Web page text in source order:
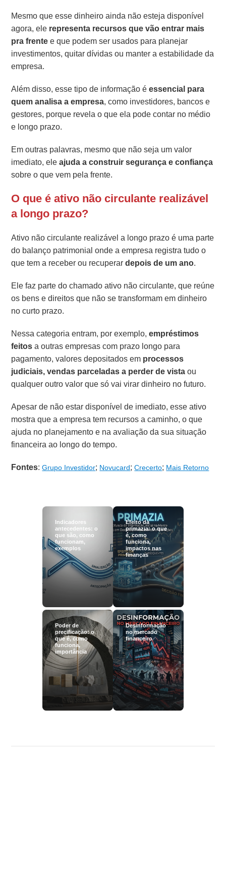
Mesmo que esse dinheiro ainda não esteja disponível
agora, ele representa recursos que vão entrar mais
pra frentee que podem ser usados para planejar
investimentos, quitar dívidas ou manter a estabilidade da
empresa.
Além disso, esse tipo de informação éessencial para
quem analisa a empresa, como investidores, bancos e
gestores, porque revela o que ela pode contar no médio
e longo prazo.
Em outras palavras, mesmo que não seja um valor
imediato, eleajuda a construir segurança e confiança
sobre o que vem pela frente.
O que é ativo não circulante realizável
a longo prazo?
Ativo não circulante realizável a longo prazo é uma parte
do balanço patrimonial onde a empresa registra tudo o
que tem a receber ou recuperardepois de um ano.
Ele faz parte do chamado ativo não circulante, que reúne
os bens e direitos que não se transformam em dinheiro
no curto prazo.
Nessa categoria entram, por exemplo, empréstimos
feitosa outras empresas com prazo longo para
pagamento, valores depositados em processos
judiciais, vendas parceladas a perder de vistaou
qualquer outro valor que só vai virar dinheiro no futuro.
Apesar de não estar disponível de imediato, esse ativo
mostra que a empresa tem recursos a caminho, o que
ajuda no planejamento e na avaliação da sua situação
financeira ao longo do tempo.
Fontes:Grupo Investidor; Novucard;Crecerto; Mais Retorno
Indicadores
antecedentes: o
que são, como
funcionam,
exemplos
Efeito da
primazia: o que
é, como
funciona,
impactos nas
finanças
Poder de
precificação: o
que é, como
funciona,
importância
Desinformação
no mercado
financeiro